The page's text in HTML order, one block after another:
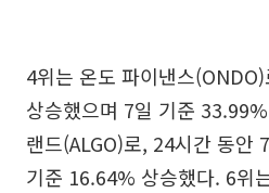
4위는 온도 파이낸스
상승했으며 7일 기준
랜드(ALGO)로, 24시간 동안
기준 16.64% 상승했다. 6위